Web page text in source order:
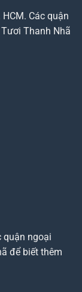
Các quận
Thanh Nhã
quận ngoại
để biết thêm